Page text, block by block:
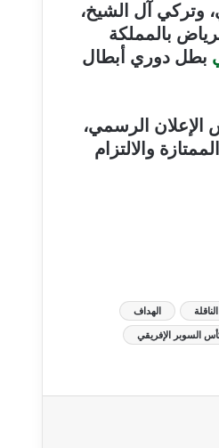
وتركي آل الشيخ،
بالمملكة
بطل دوري أبطال
الإعلان الرسمي،
والالتزام
الهداف
السوبر الإفريقي